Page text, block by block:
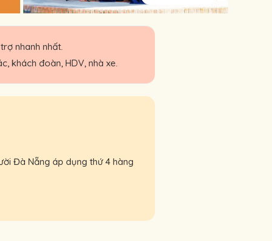
nhanh nhất.
khách đoàn, HDV, nhà xe.
Đà Nẵng áp dụng thứ 4 hàng